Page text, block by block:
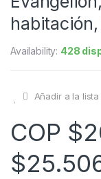
Availability: 428
Añadir a la
COP $
$